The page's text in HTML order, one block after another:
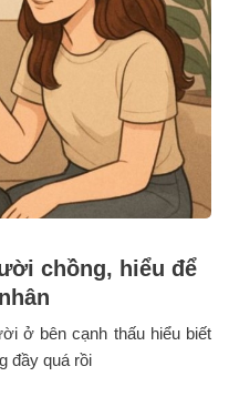
chồng, hiểu để
ở bên cạnh thấu hiểu biết
đầy quá rồi